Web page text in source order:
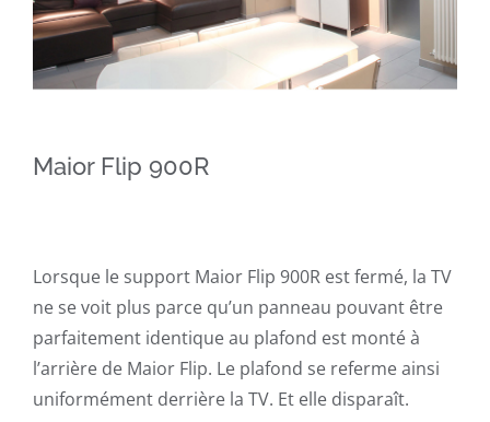
Maior Flip 900R
Lorsque le support Maior Flip 900R est fermé, la TV
ne se voit plus parce qu’un panneau pouvant être
parfaitement identique au plafond est monté à
l’arrière de Maior Flip. Le plafond se referme ainsi
uniformément derrière la TV. Et elle disparaît.